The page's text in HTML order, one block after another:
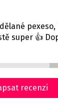
pexeso,
recenzi